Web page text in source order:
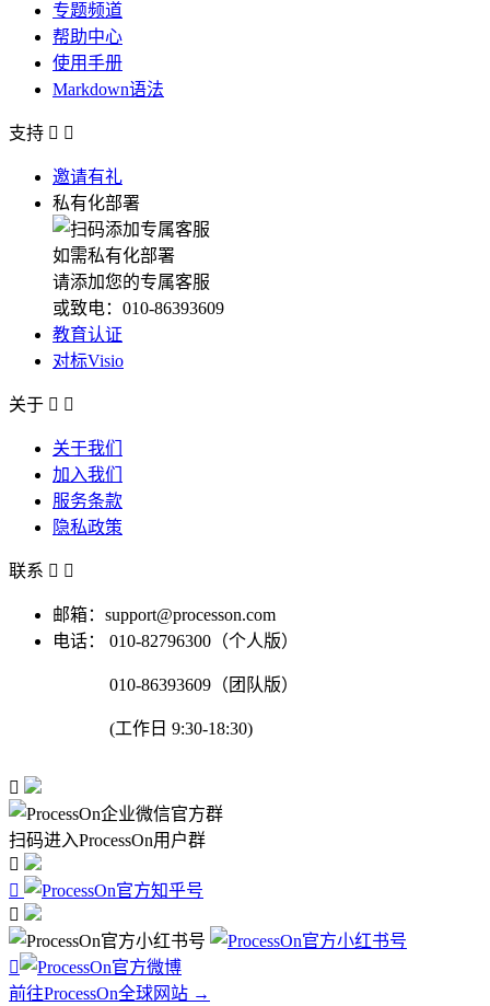
专题频道
帮助中心
使用手册
Markdown语法
支持  
邀请有礼
私有化部署
如需私有化部署
请添加您的专属客服
或致电：010-86393609
教育认证
对标Visio
关于  
关于我们
加入我们
服务条款
隐私政策
联系  
邮箱：support@processon.com
电话：
010-82796300（个人版）
010-86393609（团队版）
(工作日 9:30-18:30)

扫码进入ProcessOn用户群




前往ProcessOn全球网站 →